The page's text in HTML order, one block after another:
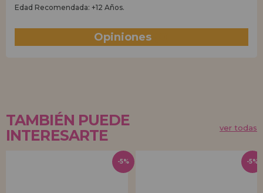
Edad Recomendada: +12 Años.
Opiniones
TAMBIÉN PUEDE
INTERESARTE
ver todas
-5% -5%